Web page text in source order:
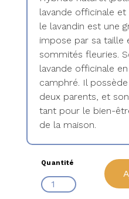
lavande officinale et
le lavandin est une
impose par sa taille
sommités fleuries.
lavande officinale
camphré. Il
deux parents, et
tant pour le bien-
de la maison.
Quantité